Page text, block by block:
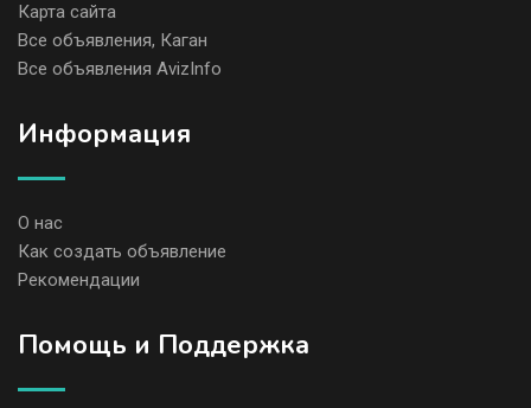
Карта сайта
Все объявления, Каган
Все объявления AvizInfo
Информация
О нас
Как создать объявление
Рекомендации
Помощь и Поддержка